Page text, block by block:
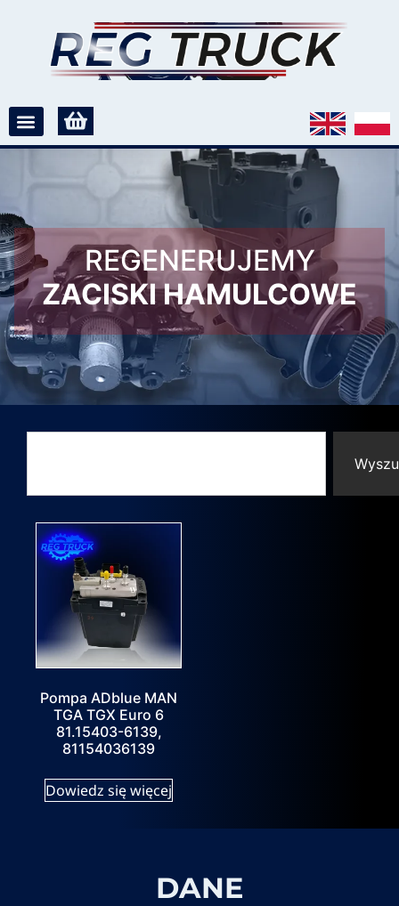
REGENERUJEMY
ZACISKI HAMULCOWE
Pompa ADblue MAN
TGA TGX Euro 6
81.15403-6139,
81154036139
Dowiedz się więcej
DANE